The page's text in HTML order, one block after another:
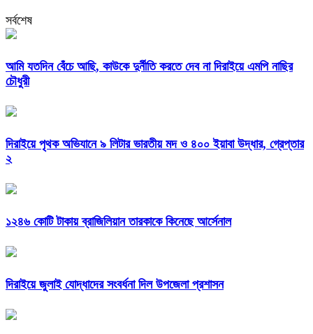
সর্বশেষ
আমি যতদিন বেঁচে আছি, কাউকে দুর্নীতি করতে দেব না দিরাইয়ে এমপি নাছির
চৌধুরী
দিরাইয়ে পৃথক অভিযানে ৯ লিটার ভারতীয় মদ ও ৪০০ ইয়াবা উদ্ধার, গ্রেপ্তার
২
১২৪৬ কোটি টাকায় ব্রাজিলিয়ান তারকাকে কিনেছে আর্সেনাল
দিরাইয়ে জুলাই যোদ্ধাদের সংবর্ধনা দিল উপজেলা প্রশাসন